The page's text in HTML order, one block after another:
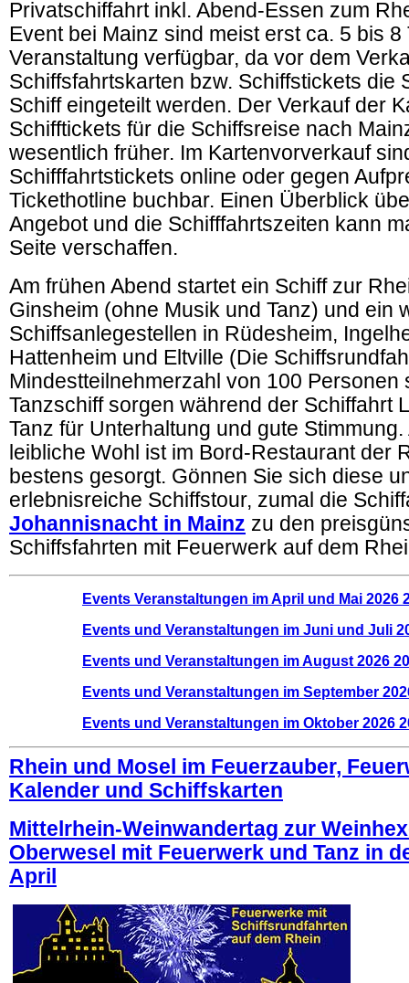
Privatschiffahrt inkl. Abend-Essen zum
Event bei Mainz sind meist erst ca. 5 bis 8
Veranstaltung verfügbar, da vor dem
Schiffsfahrtskarten bzw. Schiffstickets die
Schiff eingeteilt werden. Der Verkauf der
Schifftickets für die Schiffsreise nach
wesentlich früher. Im Kartenvorverkauf
Schifffahrtstickets online oder gegen
Tickethotline buchbar. Einen Überblick
Angebot und die Schifffahrtszeiten kann
Seite verschaffen.
Am frühen Abend startet ein Schiff zur
Ginsheim (ohne Musik und Tanz) und ein
Schiffsanlegestellen in Rüdesheim,
Hattenheim und Eltville (Die
Mindestteilnehmerzahl von 100 Personen
Tanzschiff sorgen während der Schiffahrt
Tanz für Unterhaltung und gute
leibliche Wohl ist im Bord-Restaurant der
bestens gesorgt. Gönnen Sie sich diese
erlebnisreiche Schiffstour, zumal die
Johannisnacht in Mainz zu den
Schiffsfahrten mit Feuerwerk auf dem
Events Veranstaltungen im April und Mai 2026
Events und Veranstaltungen im Juni und Juli
Events und Veranstaltungen im August 2026
Events und Veranstaltungen im September
Events und Veranstaltungen im Oktober 2026
Rhein und Mosel im Feuerzauber,
Kalender und Schiffskarten
Mittelrhein-Weinwandertag zur
Oberwesel mit Feuerwerk und Tanz in
April